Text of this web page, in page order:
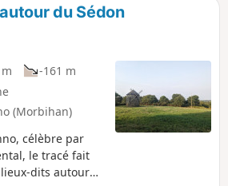
à la sortie du bourg le petit
du Sédon
-161 m
(Morbihan)
célèbre par
le tracé fait
dits autour